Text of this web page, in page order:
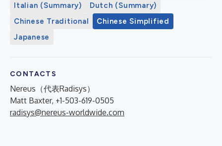
Italian (Summary)
Dutch (Summary)
Chinese Traditional
Chinese Simplified
Japanese
CONTACTS
Nereus（代表Radisys）
Matt Baxter, +1-503-619-0505
radisys@nereus-worldwide.com